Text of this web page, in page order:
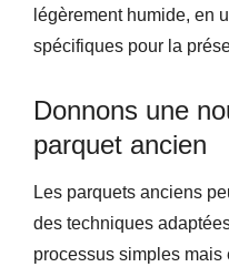
légèrement humide, en
spécifiques pour la
Donnons une
parquet ancien
Les parquets anciens
des techniques
processus simples